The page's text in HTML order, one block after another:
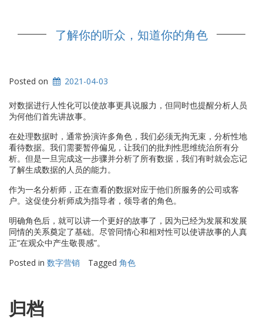
了解你的听众，知道你的角色
Posted on 2021-04-03
对数据进行人性化可以使故事更具说服力，但同时也提醒分析人员
为何他们首先讲故事。
在处理数据时，通常扮演许多角色，我们必须无拘无束，分析性地
看待数据。我们需要暂停偏见，让我们的批判性思维统治所有分
析。但是一旦完成这一步骤并分析了所有数据，我们有时就会忘记
了解生成数据的人员的能力。
作为一名分析师，正在查看的数据对应于他们所服务的公司或客
户。这促使分析师成为指导者，领导者的角色。
明确角色后，就可以讲一个更好的故事了，因为已经为发展和发展
同情的关系奠定了基础。尽管同情心和相对性可以使讲故事的人真
正“在观众中产生敬畏感”。
Posted in 数字营销 Tagged 角色
归档